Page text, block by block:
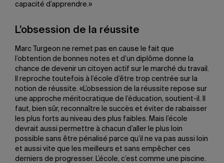
capacité d’apprendre.»
L’obsession de la réussite
Marc Turgeon ne remet pas en cause le fait que
l’obtention de bonnes notes et d’un diplôme donne la
chance de devenir un citoyen actif sur le marché du travail.
Il reproche toutefois à l’école d’être trop centrée sur la
notion de réussite. «L’obsession de la réussite repose sur
une approche méritocratique de l’éducation, soutient-il. Il
faut, bien sûr, reconnaître le succès et éviter de rabaisser
les plus forts au niveau des plus faibles. Mais l’école
devrait aussi permettre à chacun d’aller le plus loin
possible sans être pénalisé parce qu’il ne va pas aussi loin
et aussi vite que les meilleurs et sans empêcher ces
derniers de progresser. L’école, c’est comme une piscine.